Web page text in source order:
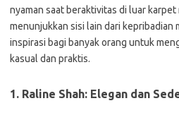
nyaman saat beraktivitas di luar karpet
menunjukkan sisi lain dari kepribadian
inspirasi bagi banyak orang untuk
kasual dan praktis.
1. Raline Shah: Elegan dan